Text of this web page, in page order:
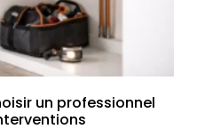
un professionnel